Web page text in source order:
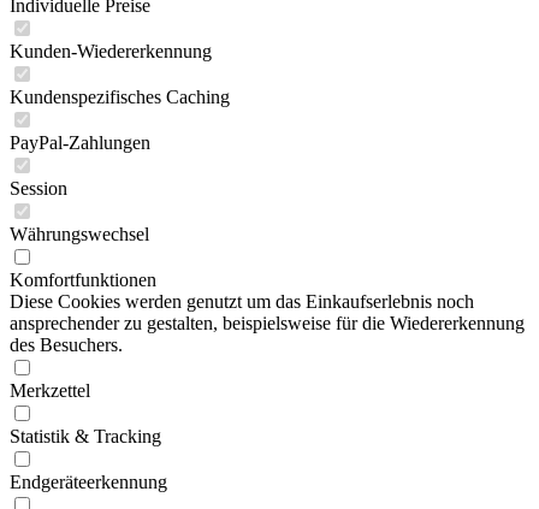
Individuelle Preise
Kunden-Wiedererkennung
Kundenspezifisches Caching
PayPal-Zahlungen
Session
Währungswechsel
Komfortfunktionen
Diese Cookies werden genutzt um das Einkaufserlebnis noch
ansprechender zu gestalten, beispielsweise für die Wiedererkennung
des Besuchers.
Merkzettel
Statistik & Tracking
Endgeräteerkennung